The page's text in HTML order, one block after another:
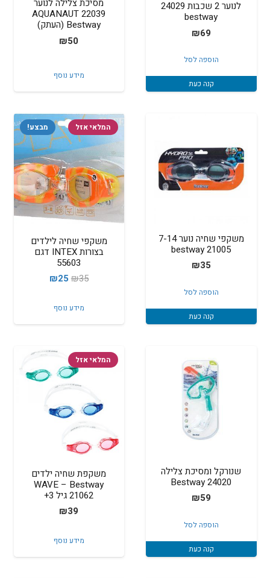
לנוער 2 שכבות 24029
bestway
₪69
הוספה לסל
קנה כעת
מסיכת צלילה לנוער
AQUANAUT 22039
Bestway (העתק)
₪50
מידע נוסף
משקפי שחיה נוער 7-14
bestway 21005
₪35
הוספה לסל
קנה כעת
מבצע! המלאי אזל
משקפי שחיה לילדים
בצורות INTEX דגם
55603
₪35
המחיר
היה:
₪35.
₪25
₪25.
מידע נוסף
שנורקל ומסיכת צלילה
24020 Bestway
₪59
הוספה לסל
קנה כעת
המלאי אזל
משקפת שחיה ילדים
WAVE – Bestway
21062 גיל 3+
₪39
מידע נוסף